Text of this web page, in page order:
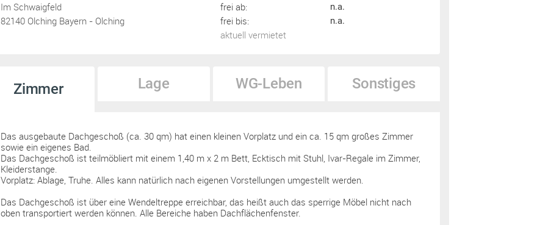
Im Schwaigfeld
82140 Olching Bayern - Olching
frei ab: n.a.
frei bis: n.a.
aktuell vermietet
Zimmer Lage WG-Leben Sonstiges
Das ausgebaute Dachgeschoß (ca. 30 qm) hat einen kleinen Vorplatz und ein ca. 15 qm großes Zimmer
sowie ein eigenes Bad.
Das Dachgeschoß ist teilmöbliert mit einem 1,40 m x 2 m Bett, Ecktisch mit Stuhl, Ivar-Regale im Zimmer,
Kleiderstange.
Vorplatz: Ablage, Truhe. Alles kann natürlich nach eigenen Vorstellungen umgestellt werden.
Das Dachgeschoß ist über eine Wendeltreppe erreichbar, das heißt auch das sperrige Möbel nicht nach
oben transportiert werden können. Alle Bereiche haben Dachflächenfenster.